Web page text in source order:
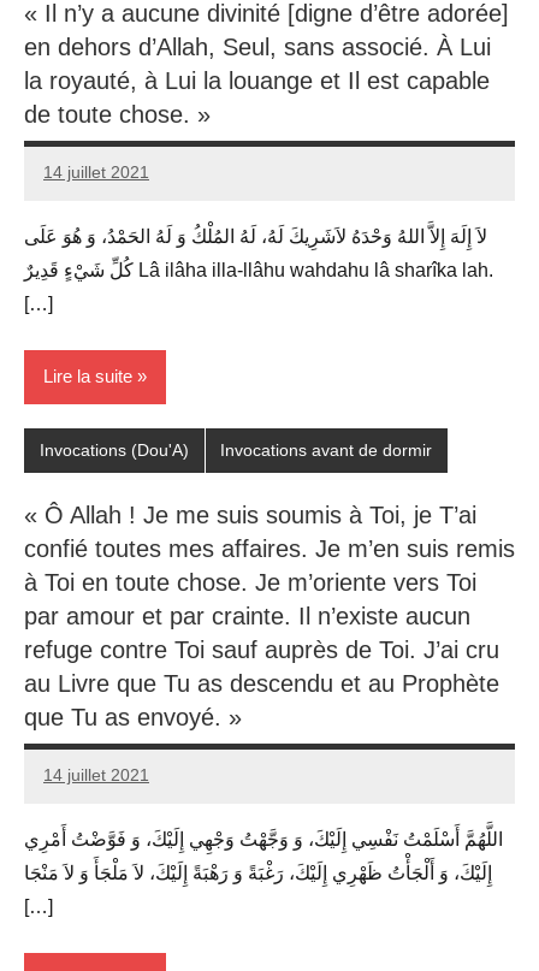
« Il n’y a aucune divinité [digne d’être adorée]
en dehors d’Allah, Seul, sans associé. À Lui
la royauté, à Lui la louange et Il est capable
de toute chose. »
14 juillet 2021
prieres
لاَ إِلَهَ إِلاَّ اللهُ وَحْدَهُ لاَشَرِيكَ لَهُ، لَهُ المُلْكُ وَ لَهُ الحَمْدُ، وَ هُوَ عَلَى
كُلِّ شَيْءٍ قَدِيرٌ Lâ ilâha illa-llâhu wahdahu lâ sharîka lah.
[…]
Lire la suite
Invocations (Dou'A) Invocations avant de dormir
« Ô Allah ! Je me suis soumis à Toi, je T’ai
confié toutes mes affaires. Je m’en suis remis
à Toi en toute chose. Je m’oriente vers Toi
par amour et par crainte. Il n’existe aucun
refuge contre Toi sauf auprès de Toi. J’ai cru
au Livre que Tu as descendu et au Prophète
que Tu as envoyé. »
14 juillet 2021
prieres
اللَّهُمَّ أَسْلَمْتُ نَفْسِي إِلَيْكَ، وَ وَجَّهْتُ وَجْهِي إِلَيْكَ، وَ فَوَّضْتُ أَمْرِي
إِلَيْكَ، وَ أَلْجَأْتُ ظَهْرِي إِلَيْكَ، رَغْبَةً وَ رَهْبَةً إِلَيْكَ، لاَ مَلْجَأَ وَ لاَ مَنْجَا
[…]